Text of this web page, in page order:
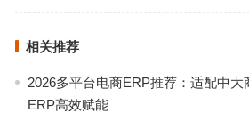
相关推荐
2026多平台电商ERP推荐：适配中
ERP高效赋能